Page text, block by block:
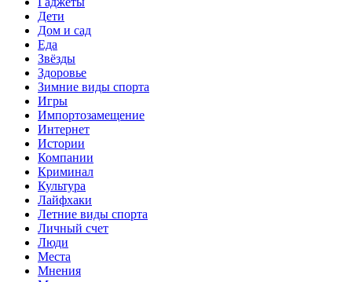
Дети
Дом и сад
Еда
Звёзды
Здоровье
Зимние виды спорта
Игры
Импортозамещение
Интернет
Истории
Компании
Криминал
Культура
Лайфхаки
Летние виды спорта
Личный счет
Люди
Места
Мнения